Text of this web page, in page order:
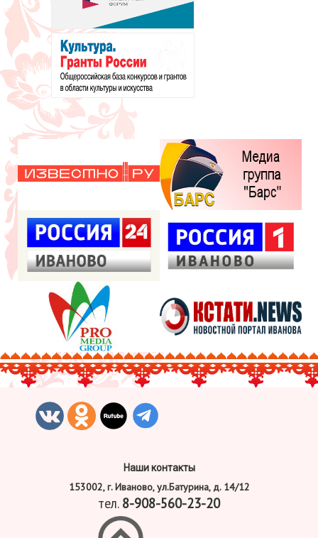
Наши контакты
153002, г. Иваново, ул.Батурина, д. 14/12
тел. 8-908-560-23-20